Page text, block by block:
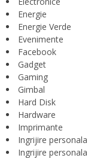
Energie
Energie Verde
Evenimente
Facebook
Gadget
Gaming
Gimbal
Hard Disk
Hardware
Imprimante
Ingrijire personala
Ingrijire personala